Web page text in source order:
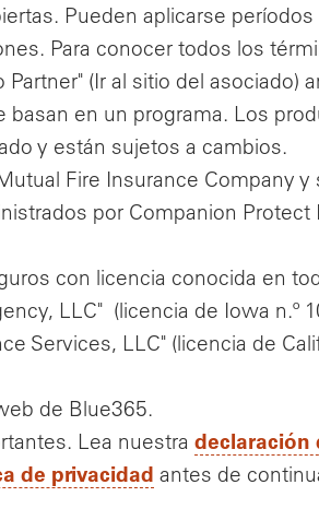
Pueden aplicarse períodos
Para conocer todos los
(Ir al sitio del asociado)
en un programa. Los
y están sujetos a cambios.
Fire Insurance Company y
por Companion Protect
con licencia conocida en
LLC" (licencia de Iowa n.º
Services, LLC" (licencia de
de Blue365.
Lea nuestra declaración
de privacidad antes de